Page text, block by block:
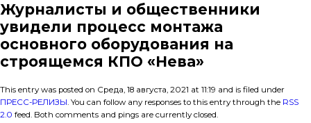
Журналисты и общественники
увидели процесс монтажа
основного оборудования на
строящемся КПО «Нева»
This entry was posted on Среда, 18 августа, 2021 at 11:19 and is filed under
ПРЕСС-РЕЛИЗЫ. You can follow any responses to this entry through the RSS
2.0 feed. Both comments and pings are currently closed.